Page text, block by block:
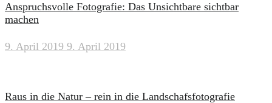
Anspruchsvolle Fotografie: Das Unsichtbare sichtbar
machen
9. April 2019 9. April 2019
Raus in die Natur – rein in die Landschafsfotografie